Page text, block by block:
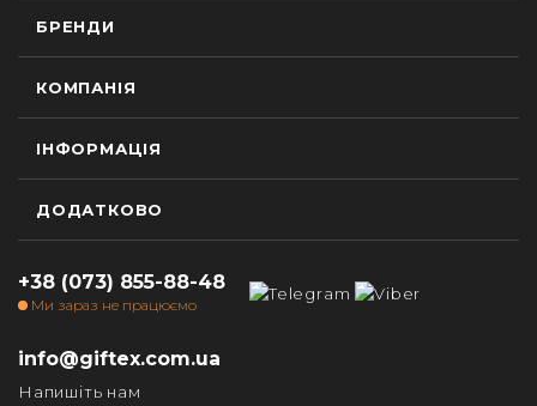
БРЕНДИ
КОМПАНІЯ
ІНФОРМАЦІЯ
ДОДАТКОВО
+38 (073) 855-88-48
Ми зараз не працюємо
info@giftex.com.ua
Напишіть нам